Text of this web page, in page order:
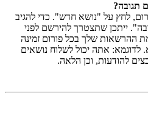
תגובה?
לחץ על "נושא חדש". כדי להגיב
ייתכן שתצטרך להירשם לפני
ההרשאות שלך בכל פורום זמינה
לדוגמא: אתה יכול לשלוח נושאים
להודעות, וכן הלאה.